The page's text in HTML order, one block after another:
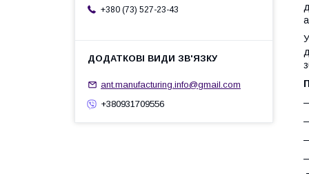
+380 (73) 527-23-43
ant.manufacturing.info@gmail.com
+380931709556